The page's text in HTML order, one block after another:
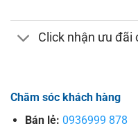
Click nhận ưu đãi
Chăm sóc khách hàng
Bán lẻ: 0936999 878